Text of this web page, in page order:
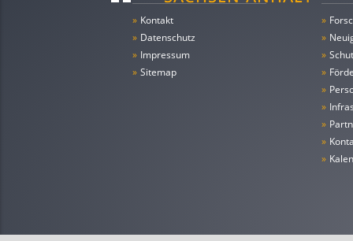
» Kontakt
» Datenschutz
» Impressum
» Sitemap
»
»
»
»
»
»
»
»
»